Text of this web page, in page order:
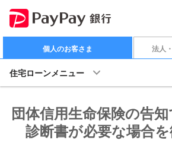
個人のお客さま 法人
住宅ローンメニュー
団体信用生命保険の告
診断書が必要な場合を